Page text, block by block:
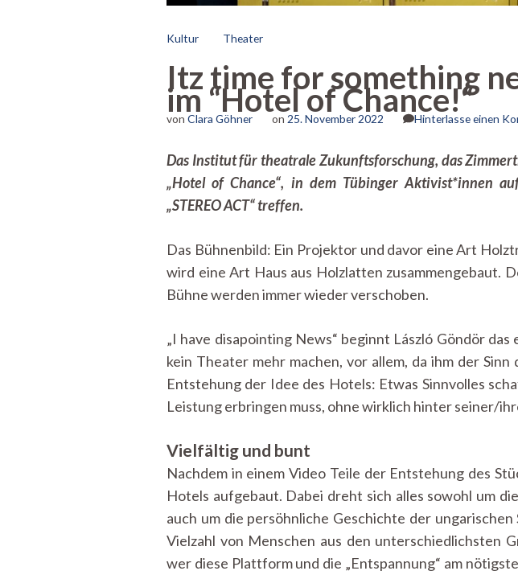
Kultur Theater
Itz time for something
im “Hotel of Chance!“
von Clara Göhner on 25. November 2022 Hinterlasse einen
Das Institut für theatrale Zukunftsforschung, das
„Hotel of Chance“, in dem Tübinger Aktivist*innen
„STEREO ACT“ treffen.
Das Bühnenbild: Ein Projektor und davor eine Art
wird eine Art Haus aus Holzlatten zusammengebaut.
Bühne werden immer wieder verschoben.
„I have disapointing News“ beginnt László Göndör
kein Theater mehr machen, vor allem, da ihm der
Entstehung der Idee des Hotels: Etwas Sinnvolles
Leistung erbringen muss, ohne wirklich hinter seiner/
Vielfältig und bunt
Nachdem in einem Video Teile der Entstehung des
Hotels aufgebaut. Dabei dreht sich alles sowohl um
auch um die persöhnliche Geschichte der
Vielzahl von Menschen aus den unterschiedlichsten
wer diese Plattform und die „Entspannung“ am